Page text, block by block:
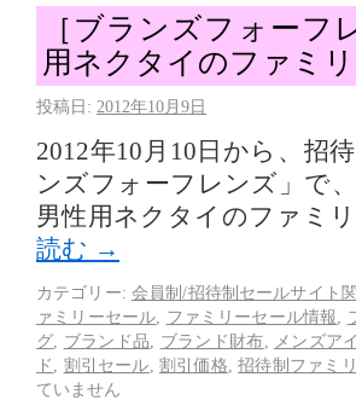
［ブランズフォーフ
用ネクタイのファミ
投稿日: 2012年10月9日
2012年10月10日から、招
ンズフォーフレンズ」で
男性用ネクタイのファミ
読む →
カテゴリー: 会員制/招待制セールサイト
ァミリーセール
ファミリーセール情報
グ
ブランド品 ブランド財布 メンズア
ド
割引セール 割引価格 ,招待制ファミ
ていません